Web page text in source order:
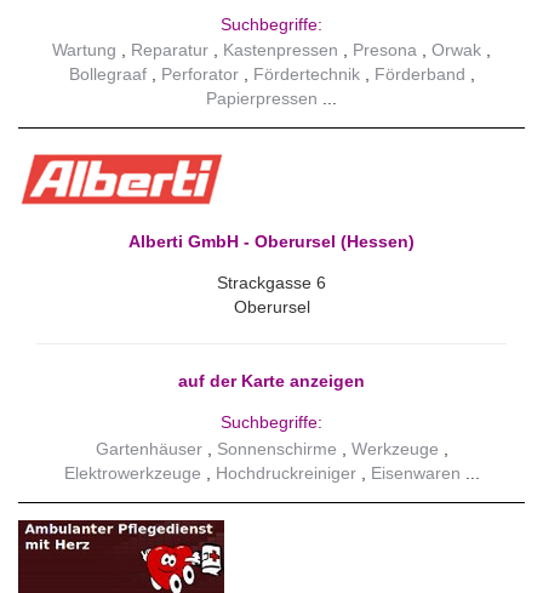
Suchbegriffe:
Wartung
Reparatur Kastenpressen Presona
Orwak
Bollegraaf
Perforator Fördertechnik
Förderband
Papierpressen
Alberti GmbH - Oberursel (Hessen)
Strackgasse 6
Oberursel
auf der Karte anzeigen
Suchbegriffe:
Gartenhäuser
Sonnenschirme
Werkzeuge
Elektrowerkzeuge
Hochdruckreiniger Eisenwaren